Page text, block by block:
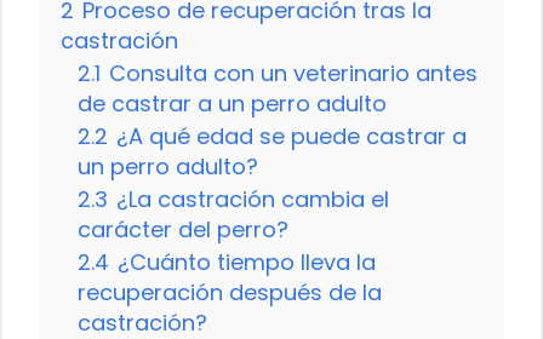
2 Proceso de recuperación tras la
castración
2.1 Consulta con un veterinario antes
de castrar a un perro adulto
2.2 ¿A qué edad se puede castrar a
un perro adulto?
2.3 ¿La castración cambia el
carácter del perro?
2.4 ¿Cuánto tiempo lleva la
recuperación después de la
castración?